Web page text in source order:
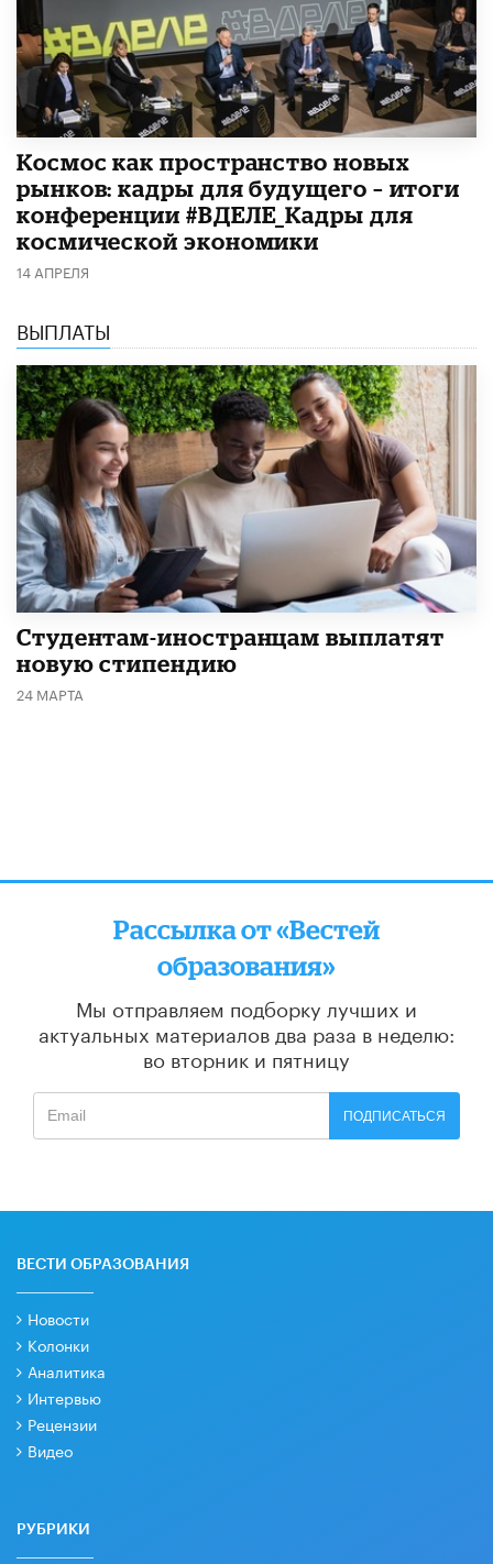
Космос как пространство новых
рынков: кадры для будущего – итоги
конференции #ВДЕЛЕ_Кадры для
космической экономики
14 АПРЕЛЯ
ВЫПЛАТЫ
Студентам-иностранцам выплатят
новую стипендию
24 МАРТА
Рассылка от «Вестей
образования»
Мы отправляем подборку лучших и
актуальных материалов два раза в неделю:
во вторник и пятницу
ПОДПИСАТЬСЯ
ВЕСТИ ОБРАЗОВАНИЯ
Новости
Колонки
Аналитика
Интервью
Рецензии
Видео
РУБРИКИ